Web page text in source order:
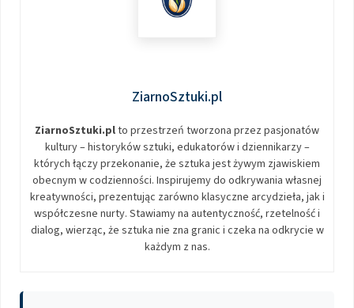
ZiarnoSztuki.pl
ZiarnoSztuki.plto przestrzeń tworzona przez pasjonatów
kultury – historyków sztuki, edukatorów i dziennikarzy –
których łączy przekonanie, że sztuka jest żywym zjawiskiem
obecnym w codzienności. Inspirujemy do odkrywania własnej
kreatywności, prezentując zarówno klasyczne arcydzieła, jak i
współczesne nurty. Stawiamy na autentyczność, rzetelność i
dialog, wierząc, że sztuka nie zna granic i czeka na odkrycie w
każdym z nas.